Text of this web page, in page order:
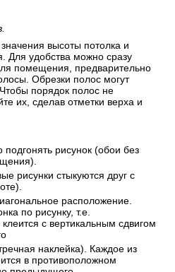
высоты потолка и
Для удобства можно сразу
помещения, предварительно
Обрезки полос могут
порядок полос не
их, сделав отметки верха и
рисунок (обои без
рисунки стыкуются друг с
расположение.
по рисунку, т.е.
с вертикальным сдвигом
наклейка). Каждое из
в противоположном